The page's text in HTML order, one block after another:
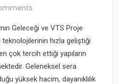
Geleceği ve VTS Proje
hızla geliştiği
çok tercih ettiği yapıların
Geleneksel sera
yüksek hacim, dayanıklılık